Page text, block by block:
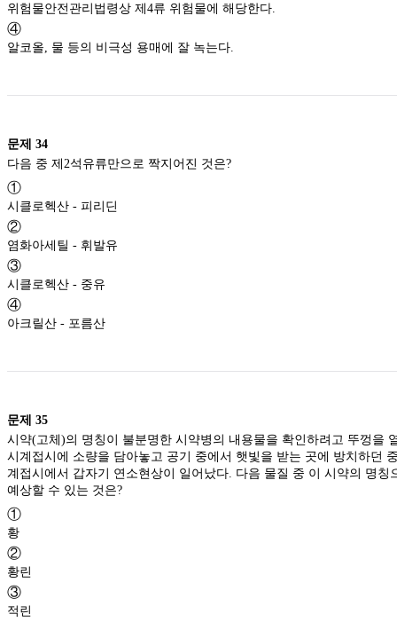
위험물안전관리법령상 제4류 위험물에 해당한다.
④
알코올, 물 등의 비극성 용매에 잘 녹는다.
문제 34
①
시클로헥산 - 피리딘
②
염화아세틸 - 휘발유
③
시클로헥산 - 중유
④
아크릴산 - 포름산
문제 35
시약(고체)의 명칭이 불분명한 시약병의 내용물을 확인하려고 뚜껑을
시계접시에 소량을 담아놓고 공기 중에서 햇빛을 받는 곳에 방치하던
계접시에서 갑자기 연소현상이 일어났다. 다음 물질 중 이 시약의 명칭
①
황
②
황린
③
적린